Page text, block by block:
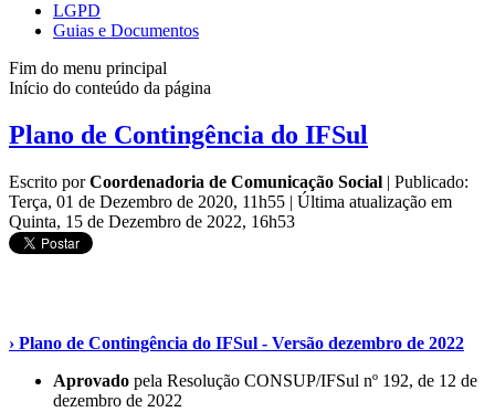
LGPD
Guias e Documentos
Fim do menu principal
Início do conteúdo da página
Plano de Contingência do IFSul
Escrito porCoordenadoria de Comunicação Social | Publicado:
Terça, 01 de Dezembro de 2020, 11h55 | Última atualização em
Quinta, 15 de Dezembro de 2022, 16h53
› Plano de Contingência do IFSul - Versão dezembro de 2022
Aprovado pela Resolução CONSUP/IFSul nº 192, de 12 de
dezembro de 2022